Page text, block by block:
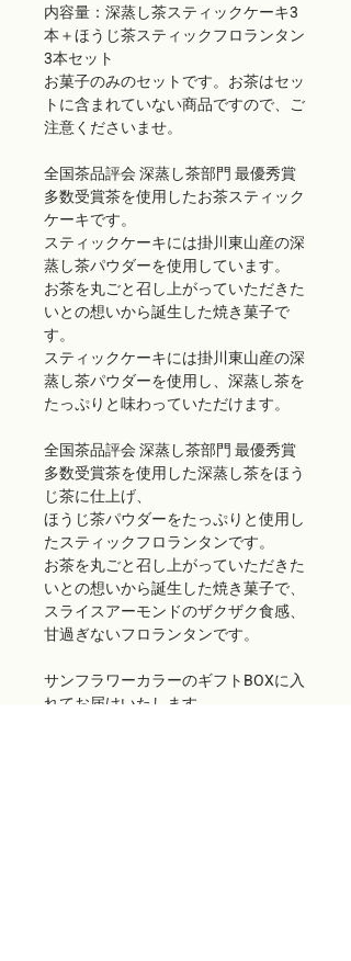
内容量：深蒸し茶スティックケーキ3
本＋ほうじ茶スティックフロランタン
3本セット
お菓子のみのセットです。お茶はセッ
トに含まれていない商品ですので、ご
注意くださいませ。
全国茶品評会 深蒸し茶部門 最優秀賞
多数受賞茶を使用したお茶スティック
ケーキです。
スティックケーキには掛川東山産の深
蒸し茶パウダーを使用しています。
お茶を丸ごと召し上がっていただきた
いとの想いから誕生した焼き菓子で
す。
スティックケーキには掛川東山産の深
蒸し茶パウダーを使用し、深蒸し茶を
たっぷりと味わっていただけます。
全国茶品評会 深蒸し茶部門 最優秀賞
多数受賞茶を使用した深蒸し茶をほう
じ茶に仕上げ、
ほうじ茶パウダーをたっぷりと使用し
たスティックフロランタンです。
お茶を丸ごと召し上がっていただきた
いとの想いから誕生した焼き菓子で、
スライスアーモンドのザクザク食感、
甘過ぎないフロランタンです。
サンフラワーカラーのギフトBOXに入
れてお届けいたします。